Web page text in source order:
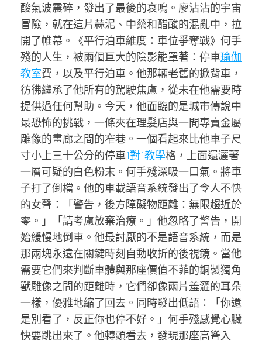
酸氣波震碎，發出了最後的哀鳴。廖沾沾的宇宙
冒險，就在這片蒜泥、中藥和醋酸的混亂中，拉
開了帷幕。《平行泊車維度：車位爭奪戰》何手
殘的人生，被兩個巨大的陰影籠罩著：停車瑜伽
教室費，以及平行泊車。他那輛老舊的掀背車，
彷彿繼承了他所有的駕駛焦慮，從未在他需要時
提供過任何幫助。今天，他面臨的是城市傳說中
最恐怖的挑戰，一條夾在理髮店與一間專賣金屬
雕像的畫廊之間的窄巷。一個看起來比他車子尺
寸小上三十公分的停車1對1教學格，上面還灑著
一層可疑的白色粉末。何手殘深吸一口氣。將車
子打了倒檔。他的車載語音系統發出了令人不快
的女聲：「警告，後方障礙物距離：無限趨近於
零。」「請考慮放棄治療。」他忽略了警告，開
始緩慢地倒車。他最討厭的不是語音系統，而是
那兩塊永遠在關鍵時刻自動收折的後視鏡。當他
需要它們來判斷車體與那座價值不菲的銅製獨角
獸雕像之間的距離時，它們卻像兩片羞澀的耳朵
一樣，優雅地縮了回去。同時發出低語：「你還
是別看了，反正你也停不好。」何手殘感覺心臟
快要跳出來了。他轉頭看去，發現那座高聳入